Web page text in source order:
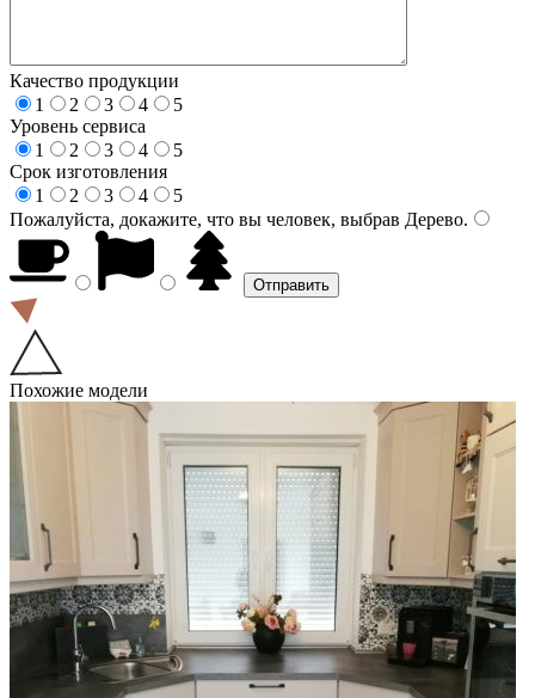
Качество продукции
1
2 3 4
5
Уровень сервиса
1
2 3 4
5
Срок изготовления
1
2 3 4
5
Пожалуйста, докажите, что вы человек, выбрав Дерево.
Похожие модели